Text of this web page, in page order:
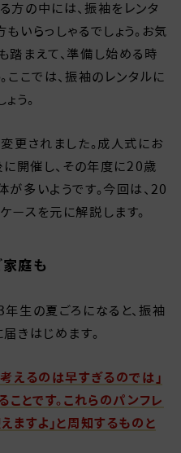
方の中には、振袖をレンタ
いらっしゃるでしょう。お気
踏まえて、準備し始める時
ここでは、振袖のレンタルに
う。
更されました。成人式にお
に開催し、その年度に20歳
多いようです。今回は、20
ースを元に解説します。
庭も
生の夏ごろになると、振袖
きはじめます。
えるのは早すぎるのでは」
ことです。これらのパンフレ
ますよ」と周知するものと